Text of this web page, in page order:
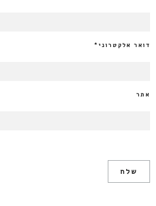
דואר אלקטרוני *
אתר